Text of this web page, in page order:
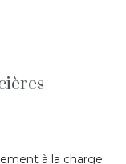
à la charge